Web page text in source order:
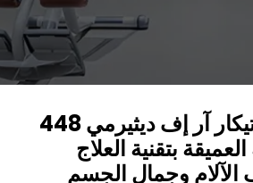
جهاز علاج تقنية تيكار آر إف ديثيرمي 448
بتقنية العلاج
الآلام وجمال الجسم